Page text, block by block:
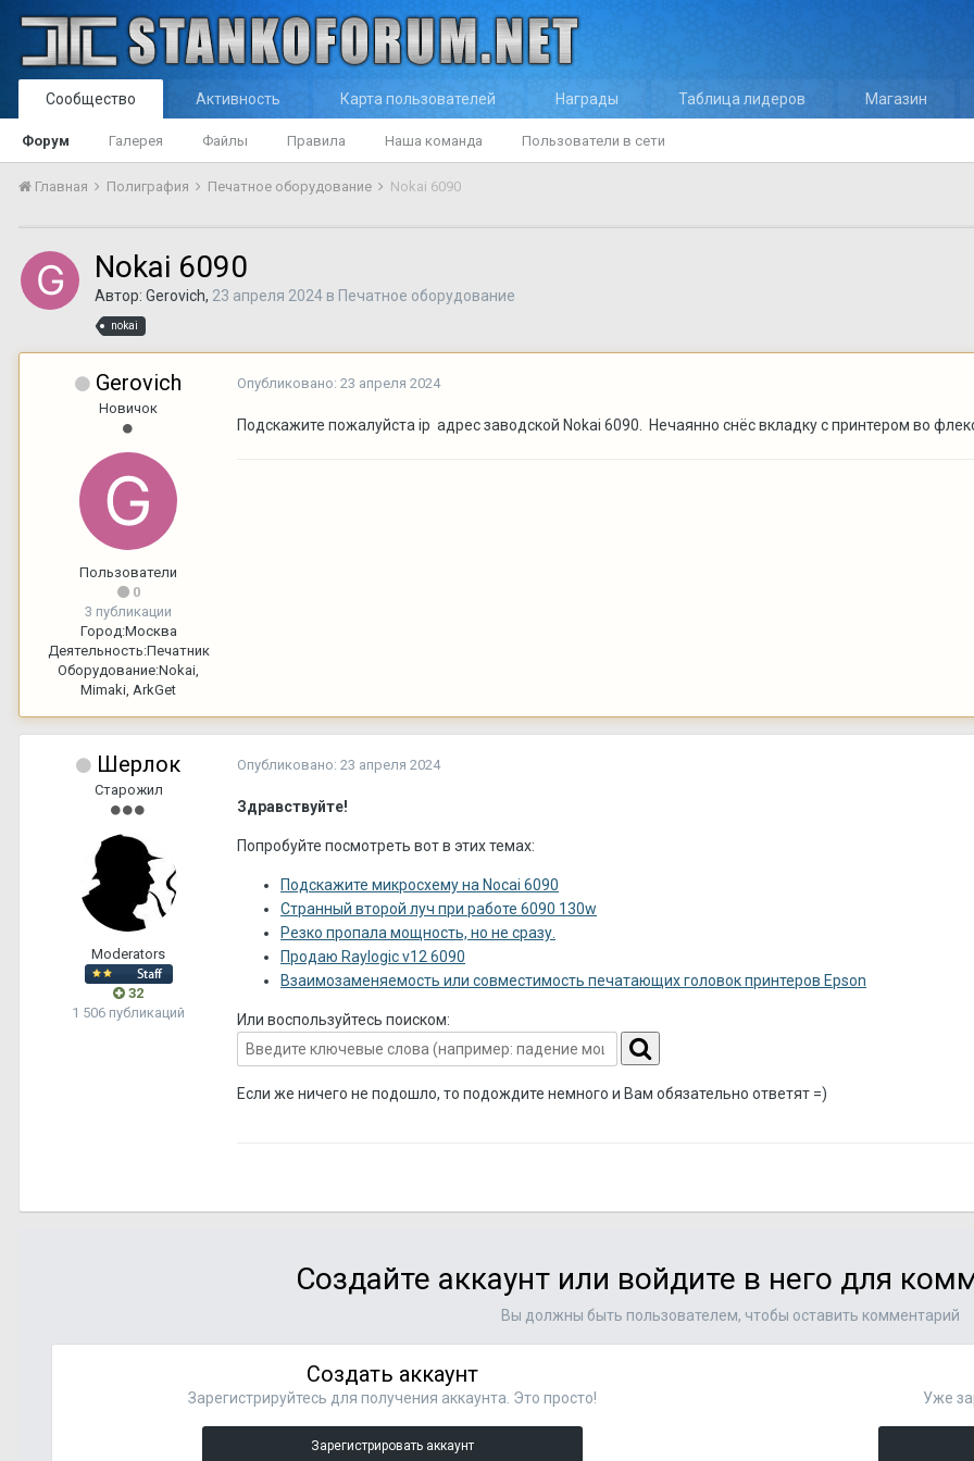
Сообщество
Форум Галерея Файлы Правила Наша команда Пользователи в сети
Активность Карта пользователей Награды Таблица лидеров Магазин
Главная Полиграфия Печатное оборудование Nokai 6090
Nokai 6090
Автор: Gerovich, 23 апреля 2024 в Печатное оборудование
nokai
Gerovich
Новичок
Пользователи
0
3 публикации
Город:Москва
Деятельность:Печатник
Оборудование:Nokai,
Mimaki, ArkGet
Опубликовано: 23 апреля 2024
Подскажите пожалуйста ip адрес заводской Nokai 6090. Нечаянно снёс вкладку с принтером во
Шерлок
Старожил
Moderators
32
1 506 публикаций
Опубликовано: 23 апреля 2024
Здравствуйте!
Попробуйте посмотреть вот в этих темах:
Подскажите микросхему на Nocai 6090
Странный второй луч при работе 6090 130w
Резко пропала мощность, но не сразу.
Продаю Raylogic v12 6090
Взаимозаменяемость или совместимость печатающих головок принтеров Epson
Или воспользуйтесь поиском:
Если же ничего не подошло, то подождите немного и Вам обязательно ответят =)
Создайте аккаунт или войдите в него для
Вы должны быть пользователем, чтобы оставить комментарий
Создать аккаунт
Зарегистрируйтесь для получения аккаунта. Это просто!
Зарегистрировать аккаунт
Уже